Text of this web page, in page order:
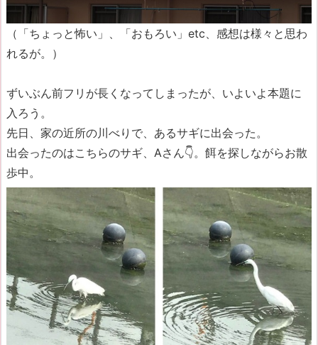
（「ちょっと怖い」、「おもろい」etc、感想は様々と思わ
れるが。）
ずいぶん前フリが長くなってしまったが、いよいよ本題に
入ろう。
先日、家の近所の川べりで、あるサギに出会った。
出会ったのはこちらのサギ、Aさん👇。餌を探しながらお散
歩中。